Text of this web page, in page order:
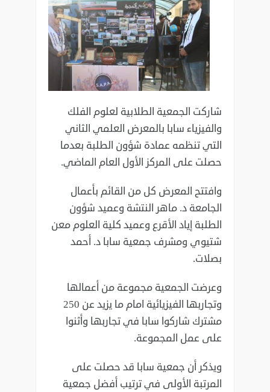
شاركت الجمعية الطلابية لعلوم الفلك
والفيزياء سابا بالمعرض العلمي الثاني
التي تنظمه عمادة شؤون الطلبة بعدما
حصلت على المركز الأول العام الماضي.
وافتتح المعرض كل من القائم بأعمال
الجامعة د. ماهر النتشة وعميد شؤون
الطلبة إياد الأقرع وعميد كلية العلوم معن
شتيوي ومشرف جمعية سابا د. أحمد
بصلات.
وعرضت الجمعية مجموعة من أعمالها
وتجاربها الفيزيائية امام ما يزيد عن 250
مشترك شاركوا سابا في تجاربها وأثنوا
على عمل المجموعة.
ويذكر أن جمعية سابا قد حصلت على
المرتبة الأولى في ترتيب أفضل جمعية